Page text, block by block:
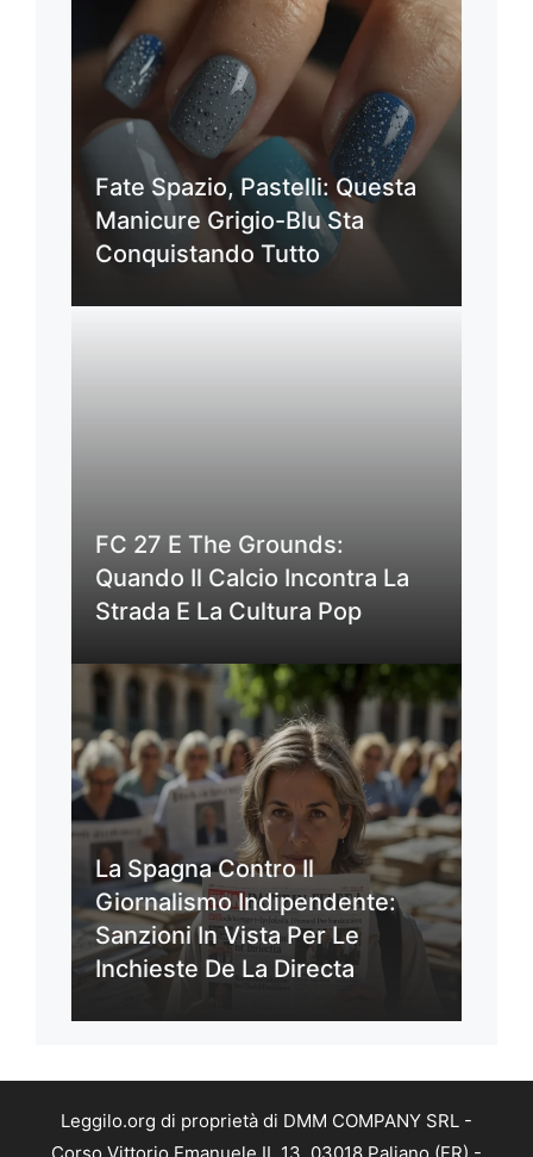
Fate Spazio, Pastelli: Questa
Manicure Grigio-Blu Sta
Conquistando Tutto
FC 27 E The Grounds:
Quando Il Calcio Incontra La
Strada E La Cultura Pop
La Spagna Contro Il
Giornalismo Indipendente:
Sanzioni In Vista Per Le
Inchieste De La Directa
Leggilo.org di proprietà di DMM COMPANY SRL -